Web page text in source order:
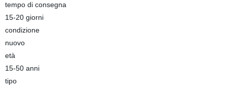
tempo di consegna
15-20 giorni
condizione
nuovo
età
15-50 anni
tipo